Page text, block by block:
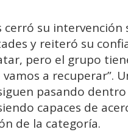
cerró su
y reiteró su
pero el grupo
vamos a recuperar”.
pasando dentro
capaces de
de la categoría.